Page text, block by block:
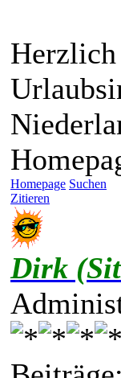
Homepage Suchen
Zitieren
Dirk